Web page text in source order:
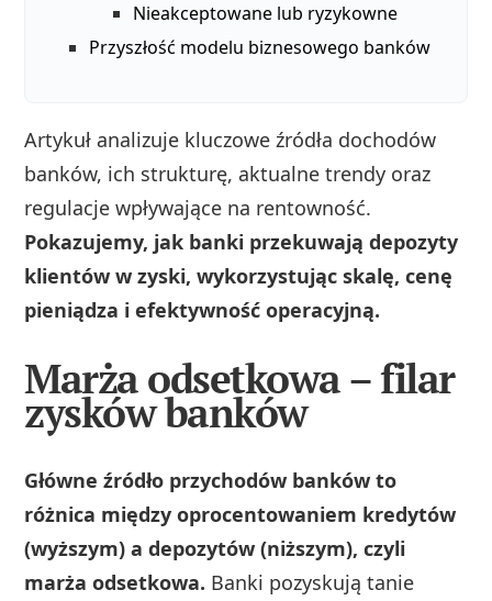
Nieakceptowane lub ryzykowne
Przyszłość modelu biznesowego banków
Artykuł analizuje kluczowe źródła dochodów
banków, ich strukturę, aktualne trendy oraz
regulacje wpływające na rentowność.
Pokazujemy, jak banki przekuwają depozyty
klientów w zyski, wykorzystując skalę, cenę
pieniądza i efektywność operacyjną.
Marża odsetkowa – filar
zysków banków
Główne źródło przychodów banków to
różnica między oprocentowaniem kredytów
(wyższym) a depozytów (niższym), czyli
marża odsetkowa. Banki pozyskują tanie